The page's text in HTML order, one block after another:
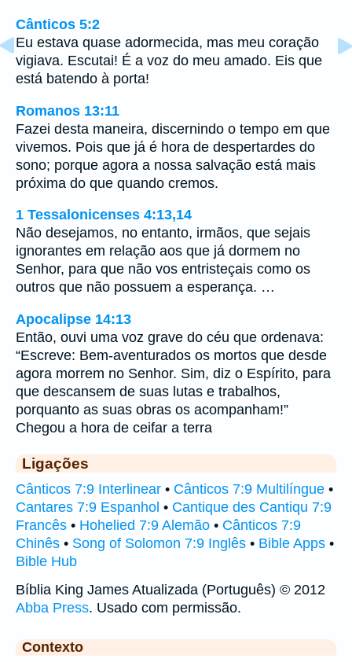
Cânticos 5:2
Eu estava quase adormecida, mas meu coração
vigiava. Escutai! É a voz do meu amado. Eis que
está batendo à porta!
Romanos 13:11
Fazei desta maneira, discernindo o tempo em que
vivemos. Pois que já é hora de despertardes do
sono; porque agora a nossa salvação está mais
próxima do que quando cremos.
1 Tessalonicenses 4:13,14
Não desejamos, no entanto, irmãos, que sejais
ignorantes em relação aos que já dormem no
Senhor, para que não vos entristeçais como os
outros que não possuem a esperança. …
Apocalipse 14:13
Então, ouvi uma voz grave do céu que ordenava:
“Escreve: Bem-aventurados os mortos que desde
agora morrem no Senhor. Sim, diz o Espírito, para
que descansem de suas lutas e trabalhos,
porquanto as suas obras os acompanham!”
Chegou a hora de ceifar a terra
Ligações
Cânticos 7:9 Interlinear • Cânticos 7:9 Multilíngue •
Cantares 7:9 Espanhol • Cantique des Cantiqu 7:9
Francês • Hohelied 7:9 Alemão • Cânticos 7:9
Chinês • Song of Solomon 7:9 Inglês • Bible Apps •
Bible Hub
Bíblia King James Atualizada (Português) © 2012
Abba Press. Usado com permissão.
Contexto